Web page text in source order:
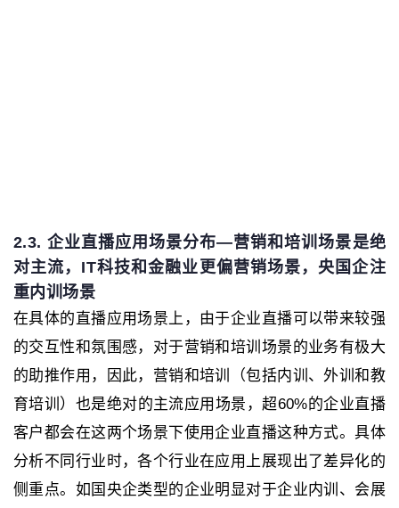
2.3. 企业直播应用场景分布—营销和培训场景是绝
对主流，IT科技和金融业更偏营销场景，央国企注
重内训场景
在具体的直播应用场景上，由于企业直播可以带来较强
的交互性和氛围感，对于营销和培训场景的业务有极大
的助推作用，因此，营销和培训（包括内训、外训和教
育培训）也是绝对的主流应用场景，超60%的企业直播
客户都会在这两个场景下使用企业直播这种方式。具体
分析不同行业时，各个行业在应用上展现出了差异化的
侧重点。如国央企类型的企业明显对于企业内训、会展